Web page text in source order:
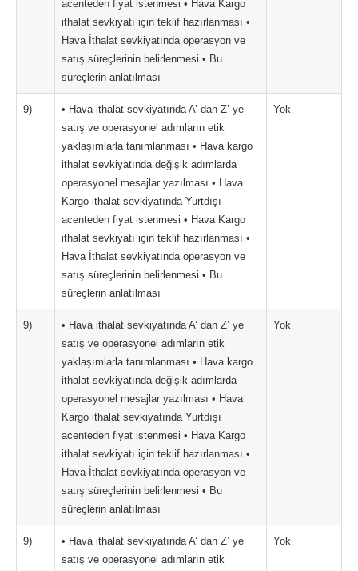
acenteden fiyat istenmesi • Hava Kargo
ithalat sevkiyatı için teklif hazırlanması •
Hava İthalat sevkiyatında operasyon ve
satış süreçlerinin belirlenmesi • Bu
süreçlerin anlatılması
9)
• Hava ithalat sevkiyatında A’ dan Z’ ye
satış ve operasyonel adımların etik
yaklaşımlarla tanımlanması • Hava kargo
ithalat sevkiyatında değişik adımlarda
operasyonel mesajlar yazılması • Hava
Kargo ithalat sevkiyatında Yurtdışı
acenteden fiyat istenmesi • Hava Kargo
ithalat sevkiyatı için teklif hazırlanması •
Hava İthalat sevkiyatında operasyon ve
satış süreçlerinin belirlenmesi • Bu
süreçlerin anlatılması
Yok
9)
• Hava ithalat sevkiyatında A’ dan Z’ ye
satış ve operasyonel adımların etik
yaklaşımlarla tanımlanması • Hava kargo
ithalat sevkiyatında değişik adımlarda
operasyonel mesajlar yazılması • Hava
Kargo ithalat sevkiyatında Yurtdışı
acenteden fiyat istenmesi • Hava Kargo
ithalat sevkiyatı için teklif hazırlanması •
Hava İthalat sevkiyatında operasyon ve
satış süreçlerinin belirlenmesi • Bu
süreçlerin anlatılması
Yok
9)
• Hava ithalat sevkiyatında A’ dan Z’ ye
satış ve operasyonel adımların etik
Yok